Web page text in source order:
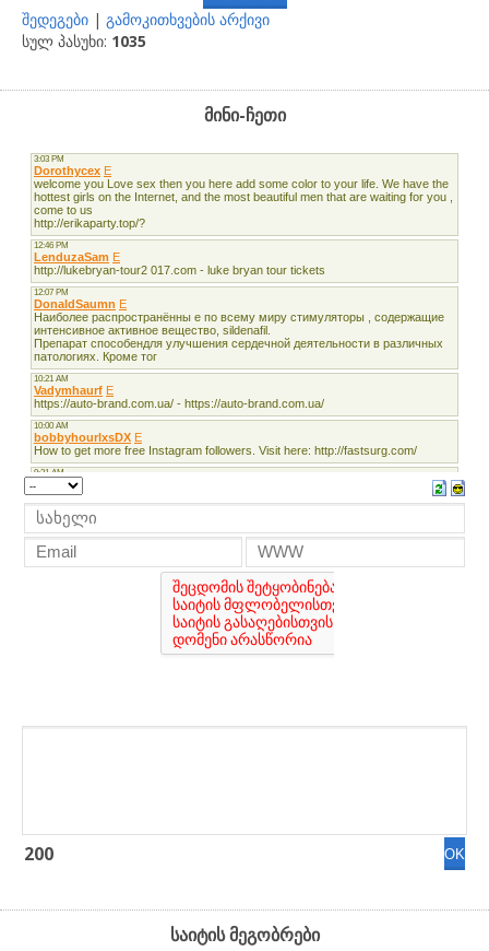
შედეგები | გამოკითხვების არქივი
სულ პასუხი: 1035
მინი-ჩეთი
200
საიტის მეგობრები